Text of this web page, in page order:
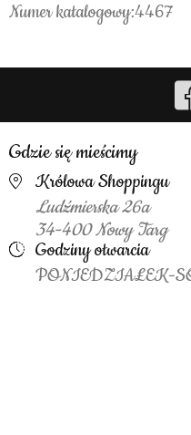
Numer katalogowy:4467
Gdzie się mieścimy
Królowa Shoppingu
Ludźmierska 26a
34-400 Nowy Targ
Godziny otwarcia
PONIEDZIAŁEK-